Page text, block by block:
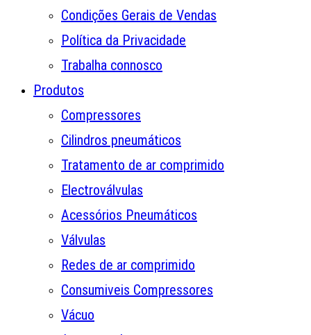
Condições Gerais de Vendas
Política da Privacidade
Trabalha connosco
Produtos
Compressores
Cilindros pneumáticos
Tratamento de ar comprimido
Electroválvulas
Acessórios Pneumáticos
Válvulas
Redes de ar comprimido
Consumiveis Compressores
Vácuo